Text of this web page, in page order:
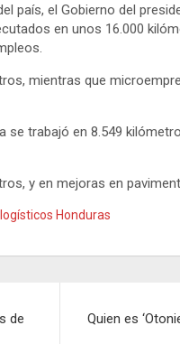
país, el Gobierno del
en unos 16.000
mientras que
se trabajó en 8.549
y en mejoras en
Honduras
de
Quien es